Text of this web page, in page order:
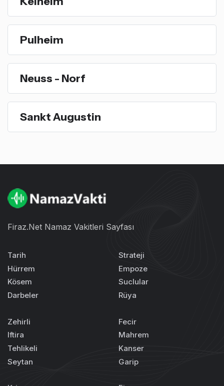
Pulheim
Neuss - Norf
Sankt Augustin
Firaz.Net Namaz Vakitleri Sayfası
Tarih
Hürrem
Kösem
Darbeler
Strateji
Empoze
Suclular
Rüya
Zehirli
Iftira
Tehlikeli
Seytan
Fecir
Mahrem
Kanser
Garip